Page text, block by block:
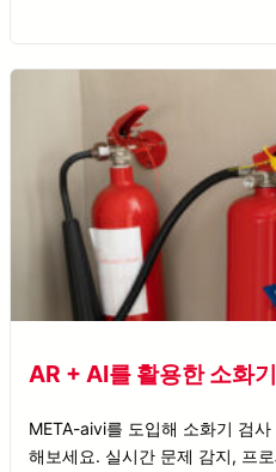
AR + AI를 활용한 소화
META-aivi를 도입해 소화기 검
해보세요. 실시간 문제 감지, 프